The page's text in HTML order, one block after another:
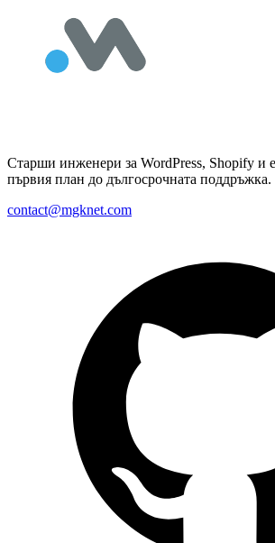
Старши инженери за WordPress, Shopify и
първия план до дългосрочната поддръжка.
contact@mgknet.com